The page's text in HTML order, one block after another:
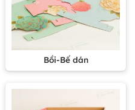
Bồi-Bế dán